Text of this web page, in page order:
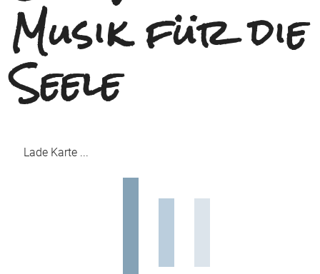
Musik für die
Seele
Lade Karte ...